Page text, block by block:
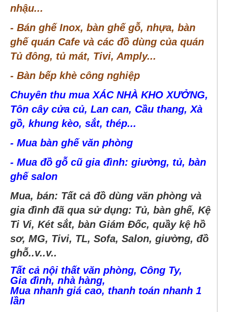
nhậu...
- Bán ghế Inox, bàn ghế gỗ, nhựa, bàn
ghế quán Cafe và các đồ dùng của quán
Tủ đông, tủ mát, Tivi, Amply...
- Bàn bếp khè công nghiệp
Chuyên thu mua XÁC NHÀ KHO XƯỞNG,
Tôn cây cửa củ, Lan can, Cầu thang, Xà
gồ, khung kèo, sắt, thép...
- Mua bàn ghế văn phòng
- Mua đồ gỗ cũ gia đình: giường, tủ, bàn
ghế salon
Mua, bán: Tất cả đồ dùng văn phòng và
gia đình đã qua sử dụng: Tủ, bàn ghế, Kệ
Ti Vi, Két sắt, bàn Giám Đốc, quầy kệ hồ
sơ, MG, Tivi, TL, Sofa, Salon, giường, đồ
ghỗ..v..v..
Tất cả nội thất văn phòng, Công Ty,
Gia đình, nhà hàng,
Mua nhanh giá cao, thanh toán nhanh 1
lần